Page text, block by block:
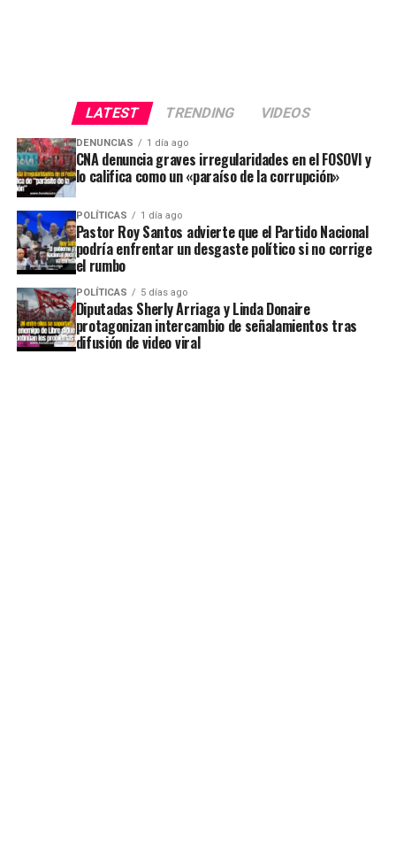
LATEST TRENDING VIDEOS
DENUNCIAS 1 día ago
CNA denuncia graves irregularidades en el FOSOVI y
lo califica como un «paraíso de la corrupción»
POLÍTICAS 1 día ago
Pastor Roy Santos advierte que el Partido Nacional
podría enfrentar un desgaste político si no corrige
el rumbo
POLÍTICAS 5 días ago
Diputadas Sherly Arriaga y Linda Donaire
protagonizan intercambio de señalamientos tras
difusión de video viral